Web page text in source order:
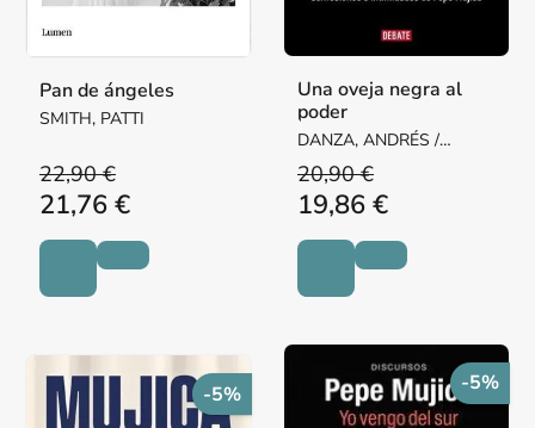
Pan de ángeles
SMITH, PATTI
22,90 €
21,76 €
Una oveja negra al
poder
DANZA, ANDRÉS /
TULBOVITZ, ERNESTO
20,90 €
19,86 €
-5% -5%